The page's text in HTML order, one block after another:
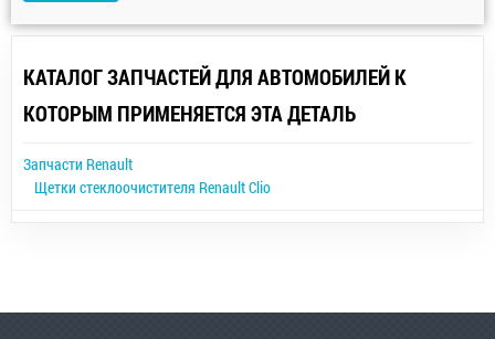
КАТАЛОГ ЗАПЧАСТЕЙ ДЛЯ АВТОМОБИЛЕЙ К
КОТОРЫМ ПРИМЕНЯЕТСЯ ЭТА ДЕТАЛЬ
Запчасти Renault
Щетки стеклоочистителя Renault Clio